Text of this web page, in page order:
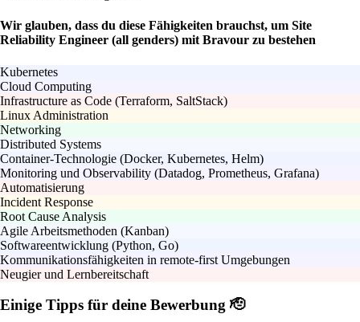
Wir glauben, dass du diese Fähigkeiten brauchst, um Site
Reliability Engineer (all genders) mit Bravour zu bestehen
Kubernetes
Cloud Computing
Infrastructure as Code (Terraform, SaltStack)
Linux Administration
Networking
Distributed Systems
Container-Technologie (Docker, Kubernetes, Helm)
Monitoring und Observability (Datadog, Prometheus, Grafana)
Automatisierung
Incident Response
Root Cause Analysis
Agile Arbeitsmethoden (Kanban)
Softwareentwicklung (Python, Go)
Kommunikationsfähigkeiten in remote-first Umgebungen
Neugier und Lernbereitschaft
Einige Tipps für deine Bewerbung 🫡